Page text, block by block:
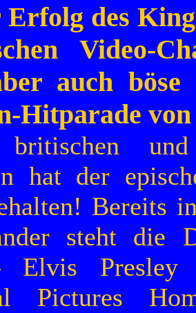
Erfolg des
Video-
auch böse
Hitparade
hat der
Bereits
steht die
Elvis Presley
Pictures